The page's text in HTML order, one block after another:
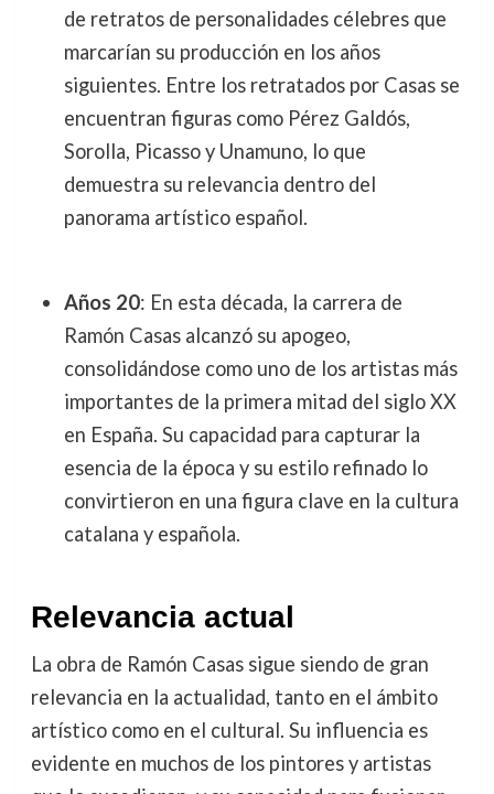
de retratos de personalidades célebres que
marcarían su producción en los años
siguientes. Entre los retratados por Casas se
encuentran figuras como Pérez Galdós,
Sorolla, Picasso y Unamuno, lo que
demuestra su relevancia dentro del
panorama artístico español.
Años 20: En esta década, la carrera de
Ramón Casas alcanzó su apogeo,
consolidándose como uno de los artistas más
importantes de la primera mitad del siglo XX
en España. Su capacidad para capturar la
esencia de la época y su estilo refinado lo
convirtieron en una figura clave en la cultura
catalana y española.
Relevancia actual
La obra de Ramón Casas sigue siendo de gran
relevancia en la actualidad, tanto en el ámbito
artístico como en el cultural. Su influencia es
evidente en muchos de los pintores y artistas